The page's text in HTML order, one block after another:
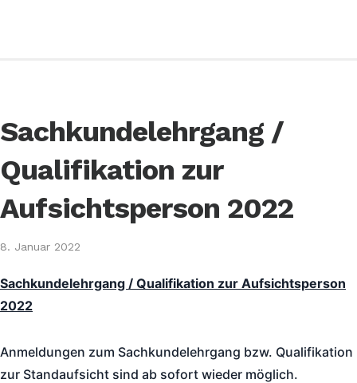
Sachkundelehrgang /
Qualifikation zur
Aufsichtsperson 2022
8. Januar 2022
Sachkundelehrgang / Qualifikation zur Aufsichtsperson
2022
Anmeldungen zum Sachkundelehrgang bzw. Qualifikation
zur Standaufsicht sind ab sofort wieder möglich.